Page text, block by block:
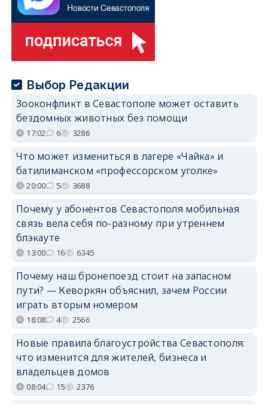
Выбор Редакции
Зооконфликт в Севастополе может оставить
бездомных животных без помощи
17:02 6 3286
Что может измениться в лагере «Чайка» и
батилиманском «профессорском уголке»
20:00 5 3688
Почему у абонентов Севастополя мобильная
связь вела себя по-разному при утреннем
блэкауте
13:00 16 6345
Почему наш бронепоезд стоит на запасном
пути? — Кеворкян объяснил, зачем России
играть вторым номером
18:08 4 2566
Новые правила благоустройства Севастополя:
что изменится для жителей, бизнеса и
владельцев домов
08:04 15 2376